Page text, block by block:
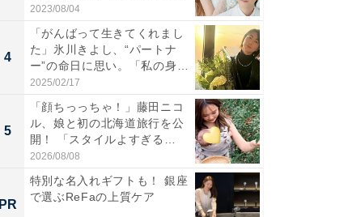
央...
2023/08/04
4
「がんばって生きてくれまし
た」氷川きよし、“パートナ
ー”の命日に思い。「私の身
体...
2025/02/17
5
「顔ちっっちゃ！」藤田ニコ
ル、娘と初の北海道旅行を公
開！ 「スタイルよすぎる
よ〜...
2026/08/08
PR
特別な名入れギフトも！ 銀座
で選ぶReFaの上質ケア